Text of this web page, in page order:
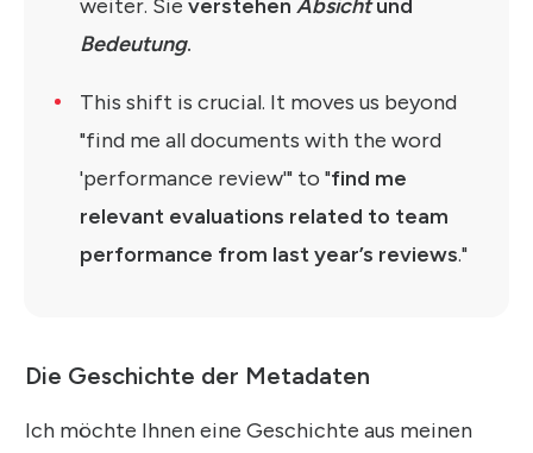
weiter. Sie verstehen Absichtund
Bedeutung.
This shift is crucial. It moves us beyond
"find me all documents with the word
'performance review'" to "find me
relevant evaluations related to team
performance from last year’s reviews."
Die Geschichte der Metadaten
Ich möchte Ihnen eine Geschichte aus meinen